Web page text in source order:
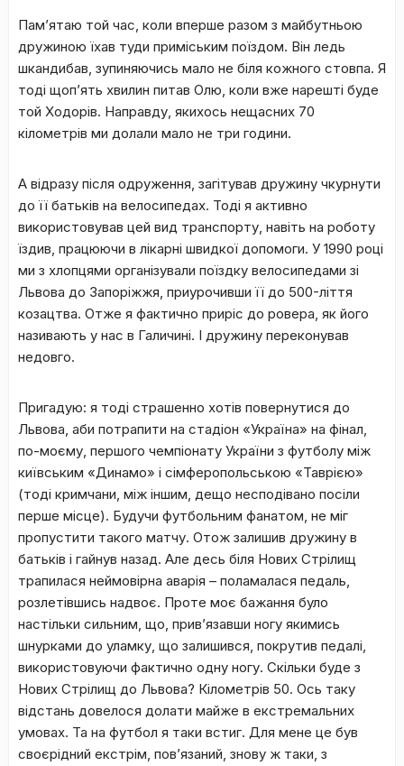
Пам’ятаю той час, коли вперше разом з майбутньою
дружиною їхав туди приміським поїздом. Він ледь
шкандибав, зупиняючись мало не біля кожного стовпа. Я
тоді щоп’ять хвилин питав Олю, коли вже нарешті буде
той Ходорів. Направду, якихось нещасних 70
кілометрів ми долали мало не три години.
А відразу після одруження, загітував дружину чкурнути
до її батьків на велосипедах. Тоді я активно
використовував цей вид транспорту, навіть на роботу
їздив, працюючи в лікарні швидкої допомоги. У 1990 році
ми з хлопцями організували поїздку велосипедами зі
Львова до Запоріжжя, приурочивши її до 500-ліття
козацтва. Отже я фактично приріс до ровера, як його
називають у нас в Галичині. І дружину переконував
недовго.
Пригадую: я тоді страшенно хотів повернутися до
Львова, аби потрапити на стадіон «Україна» на фінал,
по-моєму, першого чемпіонату України з футболу між
київським «Динамо» і сімферопольською «Таврією»
(тоді кримчани, між іншим, дещо несподівано посіли
перше місце). Будучи футбольним фанатом, не міг
пропустити такого матчу. Отож залишив дружину в
батьків і гайнув назад. Але десь біля Нових Стрілищ
трапилася неймовірна аварія – поламалася педаль,
розлетівшись надвоє. Проте моє бажання було
настільки сильним, що, прив’язавши ногу якимись
шнурками до уламку, що залишився, покрутив педалі,
використовуючи фактично одну ногу. Скільки буде з
Нових Стрілищ до Львова? Кілометрів 50. Ось таку
відстань довелося долати майже в екстремальних
умовах. Та на футбол я таки встиг. Для мене це був
своєрідний екстрім, пов’язаний, знову ж таки, з